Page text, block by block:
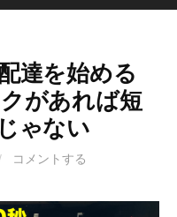
達を始める
があれば短
ゃない
コメントする